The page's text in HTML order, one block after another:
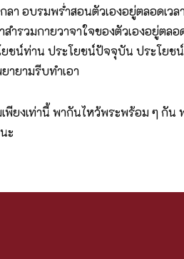
า อบรมพร่ำสอนตัวเองอยู่ตลอดเวล
สำรวมกายวาจาใจของตัวเองอยู่ตลอ
ชน์ท่าน ประโยชน์ปัจจุบัน ประโยช
ายามรีบทำเอา
พียงเท่านี้ พากันไหว้พระพร้อม ๆ กัน
ะ